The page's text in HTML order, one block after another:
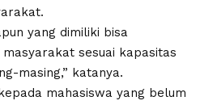
yang dimiliki bisa
sesuai kapasitas
masing,” katanya.
mahasiswa yang belum